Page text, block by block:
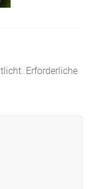
Erforderliche